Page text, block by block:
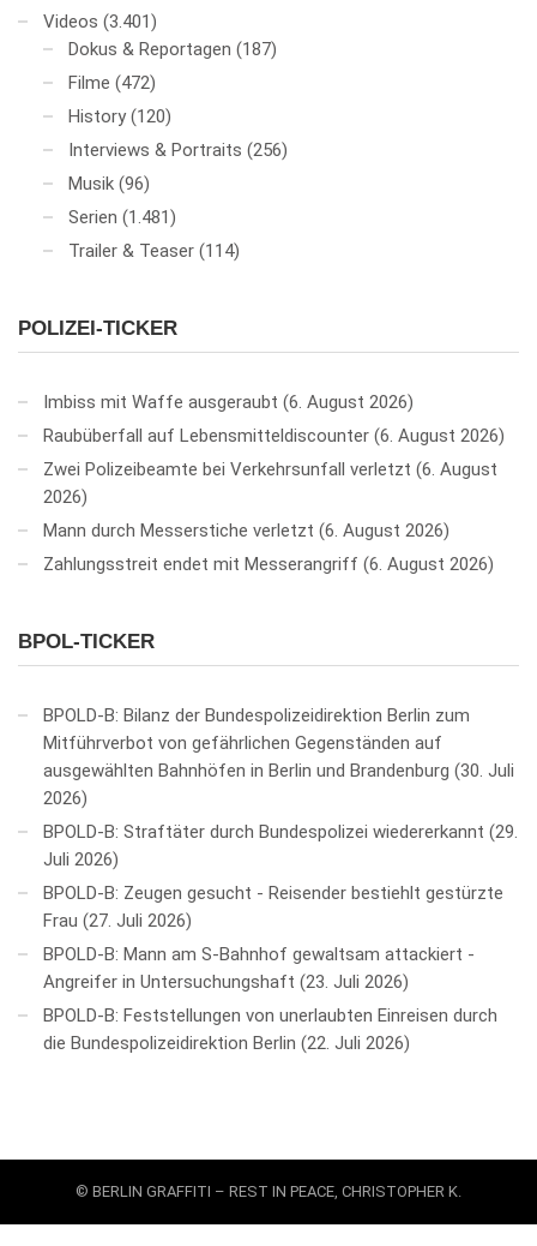
Videos (3.401)
Dokus & Reportagen (187)
Filme (472)
History (120)
Interviews & Portraits (256)
Musik (96)
Serien (1.481)
Trailer & Teaser (114)
POLIZEI-TICKER
Imbiss mit Waffe ausgeraubt 6. August 2026
Raubüberfall auf Lebensmitteldiscounter 6. August 2026
Zwei Polizeibeamte bei Verkehrsunfall verletzt 6. August
2026
Mann durch Messerstiche verletzt 6. August 2026
Zahlungsstreit endet mit Messerangriff 6. August 2026
BPOL-TICKER
BPOLD-B: Bilanz der Bundespolizeidirektion Berlin zum
Mitführverbot von gefährlichen Gegenständen auf
ausgewählten Bahnhöfen in Berlin und Brandenburg 30. Juli
2026
BPOLD-B: Straftäter durch Bundespolizei wiedererkannt
29.
Juli 2026
BPOLD-B: Zeugen gesucht - Reisender bestiehlt gestürzte
Frau
27. Juli 2026
BPOLD-B: Mann am S-Bahnhof gewaltsam attackiert -
Angreifer in Untersuchungshaft
23. Juli 2026
BPOLD-B: Feststellungen von unerlaubten Einreisen durch
die Bundespolizeidirektion Berlin
22. Juli 2026
© BERLIN GRAFFITI – REST IN PEACE, CHRISTOPHER K.